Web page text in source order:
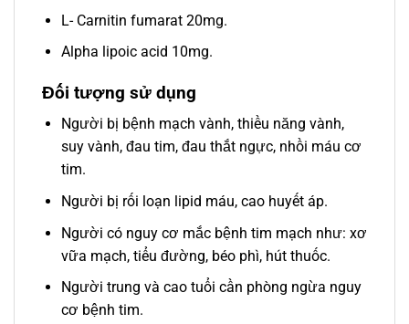
L- Carnitin fumarat 20mg.
Alpha lipoic acid 10mg.
Đối tượng sử dụng
Người bị bệnh mạch vành, thiều năng vành,
suy vành, đau tim, đau thắt ngực, nhồi máu cơ
tim.
Người bị rối loạn lipid máu, cao huyết áp.
Người có nguy cơ mắc bệnh tim mạch như: xơ
vữa mạch, tiểu đường, béo phì, hút thuốc.
Người trung và cao tuổi cần phòng ngừa nguy
cơ bệnh tim.